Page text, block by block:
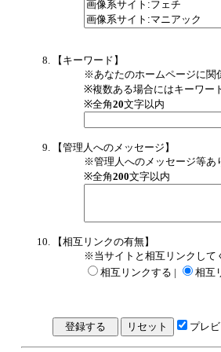
【キーワード】
※あなたのホームページに関
※複数ある場合にはキーワー
※全角20文字以内
【管理人へのメッセージ】
※管理人へのメッセージ等あ
※全角200文字以内
【相互リンクの有無】
※当サイトと相互リンクして
相互リンクする |
相互
プレ